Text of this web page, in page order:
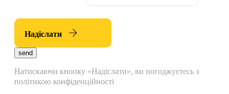
Надіслати
send
Натискаючи кнопку «Надіслати», ви погоджуєтесь з
політикою конфіденційності